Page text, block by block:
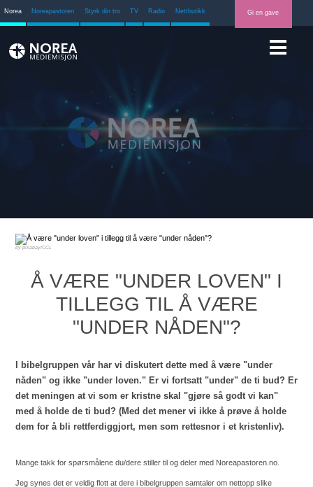
Norea Noreapastoren Styrk din tro TV Radio Nettbutikk Gi en gave
pixabay/CCL
Å VÆRE "UNDER LOVEN" I
TILLEGG TIL Å VÆRE
"UNDER NÅDEN"?
I bibelgruppen vår har vi diskutert dette med å være "under
nåden" og ikke "under loven." Er vi fortsatt "under" de ti bud? Er
det meningen at vi som er kristne skal "gjøre så godt vi kan"
med å holde de ti bud? (Med det mener vi ikke å prøve å holde
dem for å bli rettferdiggjort, men som rettesnor i et kristenliv).
Mange takk for spørsmålene du/dere stiller til og deler med Noreapastoren.no.
Jeg synes det er veldig flott at dere i bibelgruppen samtaler om nettopp slike